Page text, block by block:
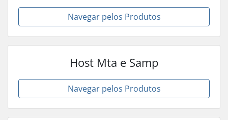
Navegar pelos Produtos
Host Mta e Samp
Navegar pelos Produtos